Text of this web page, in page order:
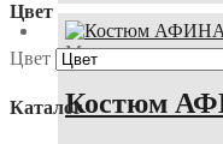
Медицинская
Костюм
Цвет
Цвет
Каталог